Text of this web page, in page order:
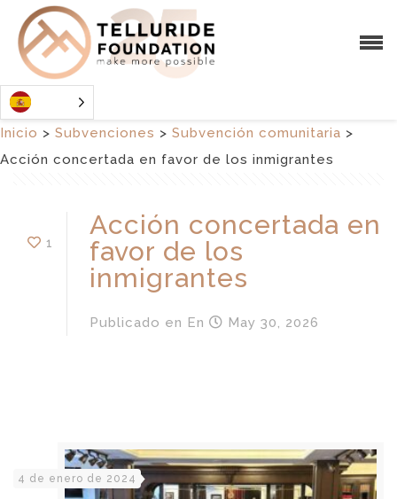
Inicio > Subvenciones > Subvención comunitaria >
Acción concertada en favor de los inmigrantes
1
Acción concertada en
favor de los
inmigrantes
Publicado en En May 30, 2026
4 de enero de 2024